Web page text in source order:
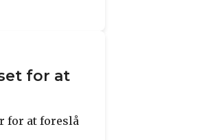
for at
for at foreslå